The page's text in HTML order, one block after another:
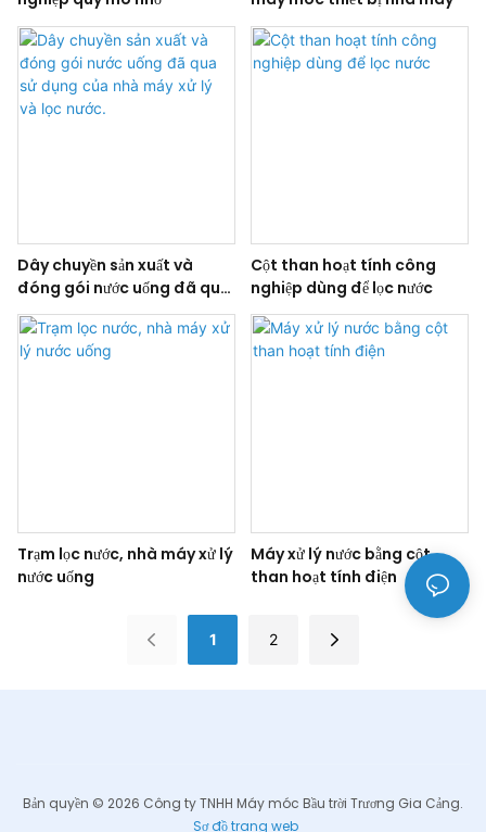
Dây chuyền sản xuất và
đóng gói nước uống đã qua
sử dụng của nhà máy xử lý
và lọc nước.
Cột than hoạt tính công
nghiệp dùng để lọc nước
Trạm lọc nước, nhà máy xử lý
nước uống
Máy xử lý nước bằng cột
than hoạt tính điện
1 2
Bản quyền © 2026 Công ty TNHH Máy móc Bầu trời Trương Gia Cảng.
Sơ đồ trang web